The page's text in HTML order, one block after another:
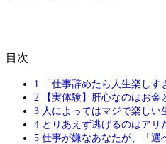
目次
1
「仕事辞めたら人生楽し
2 【実体験】肝心なのはお金
3 人によってはマジで楽しい
4 とりあえず逃げるのはアリ
5 仕事が嫌なあなたが、「選